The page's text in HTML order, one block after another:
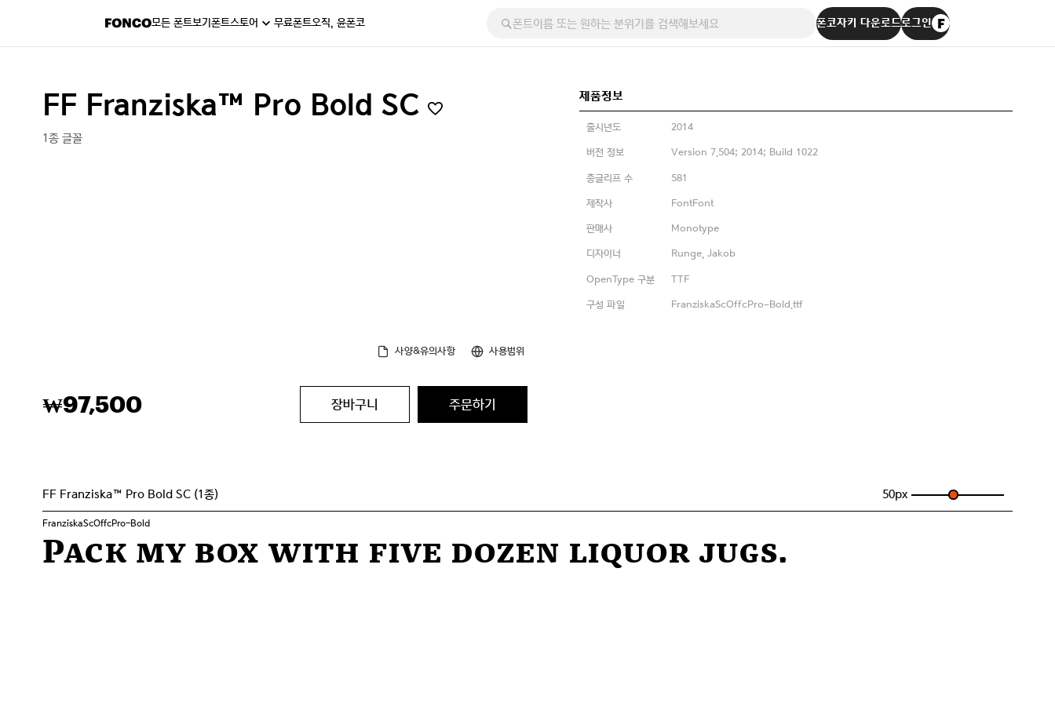
모든 폰트보기폰트스토어 무료폰트오직, 윤폰코 폰코자키 다운로드로그인
FF Franziska™ Pro Bold SC
1종 글꼴
제품정보
출시년도 2014
버전 정보 Version 7.504; 2014; Build 1022
총글리프 수 581
제작사 FontFont
판매사 Monotype
디자이너 Runge, Jakob
OpenType 구분 TTF
구성 파일 FranziskaScOffcPro-Bold.ttf
사양&유의사항 사용범위
₩97,500 장바구니 주문하기
FF Franziska™ Pro Bold SC (1종) 50px
FranziskaScOffcPro-Bold
Pack my box with five dozen liquor jugs.